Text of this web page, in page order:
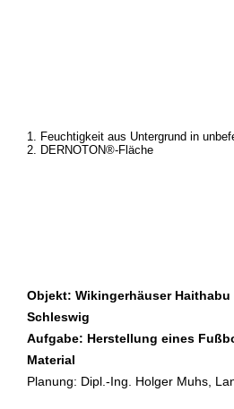
1. Feuchtigkeit aus Untergrund in
2. DERNOTON®-Fläche
Objekt: Wikingerhäuser
Schleswig
Aufgabe: Herstellung eines
Material
Planung: Dipl.-Ing. Holger Muhs,